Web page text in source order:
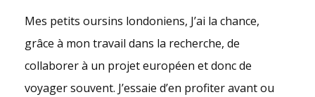
Mes petits oursins londoniens, J’ai la chance,
grâce à mon travail dans la recherche, de
collaborer à un projet européen et donc de
voyager souvent. J’essaie d’en profiter avant ou